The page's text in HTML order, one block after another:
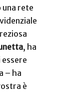
una rete
, ha
– ha
è